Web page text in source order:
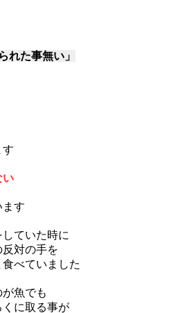
れた事無い」
す
い
ます
ていた時に
対の手を
べていました
魚でも
に取る事が